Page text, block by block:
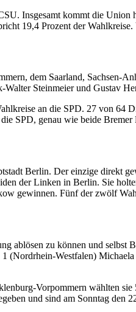
Insgesamt kommt die
19,4 Prozent der
dem Saarland, Sachsen-
Steinmeier und Gustav
an die SPD. 27 von
SPD, genau wie beide Bremer
Berlin. Der einzige direkt
der Linken in Berlin. Sie
gewinnen. Fünf der zwölf
ablösen zu können und
(Nordrhein-Westfalen)
Vorpommern wählten
und sind am Sonntag den